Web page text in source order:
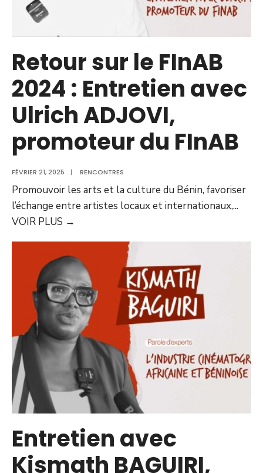
Retour sur le FInAB
2024 : Entretien avec
Ulrich ADJOVI,
promoteur du FInAB
FÉVRIER 21, 2025 | RENCONTRES
Promouvoir les arts et la culture du Bénin, favoriser
l’échange entre artistes locaux et internationaux,...
VOIR PLUS →
Entretien avec
Kismath BAGUIRI,